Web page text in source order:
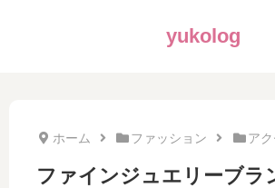
yukolog
ホーム ファッション ア
ファインジュエリーブラ